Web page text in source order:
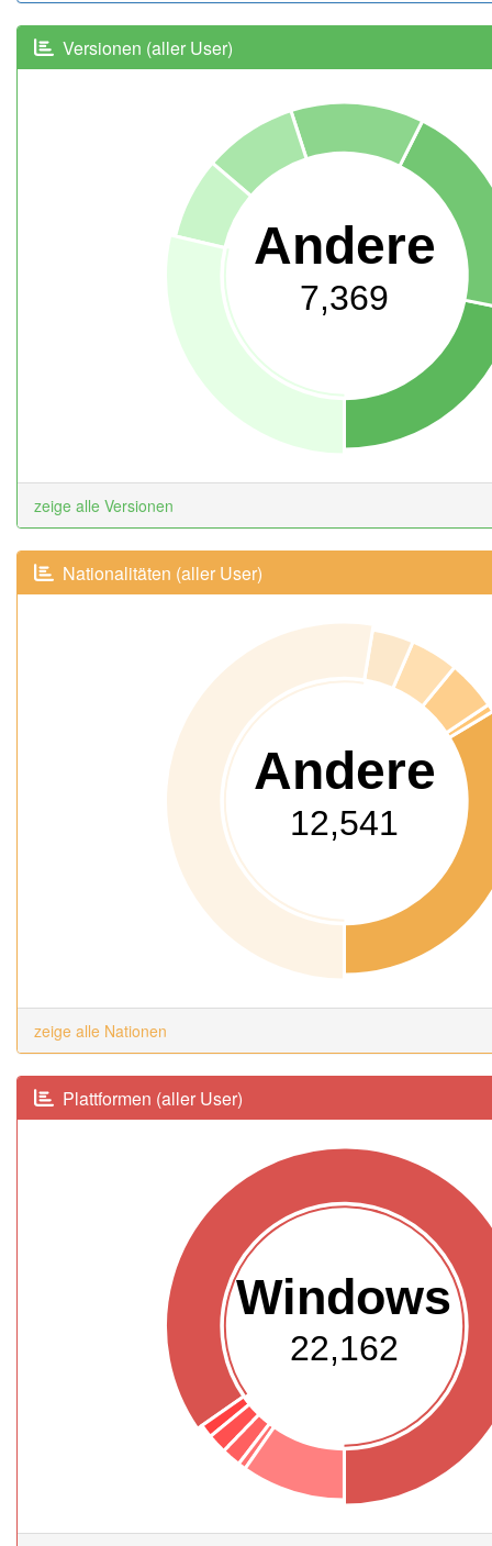
Versionen (aller User)
Andere
7,369
zeige alle Versionen
Nationalitäten (aller User)
Andere
12,541
zeige alle Nationen
Plattformen (aller User)
Windows
22,162